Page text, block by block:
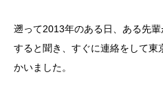
遡って2013年のある日、ある先
すると聞き、すぐに連絡をして東
かいました。